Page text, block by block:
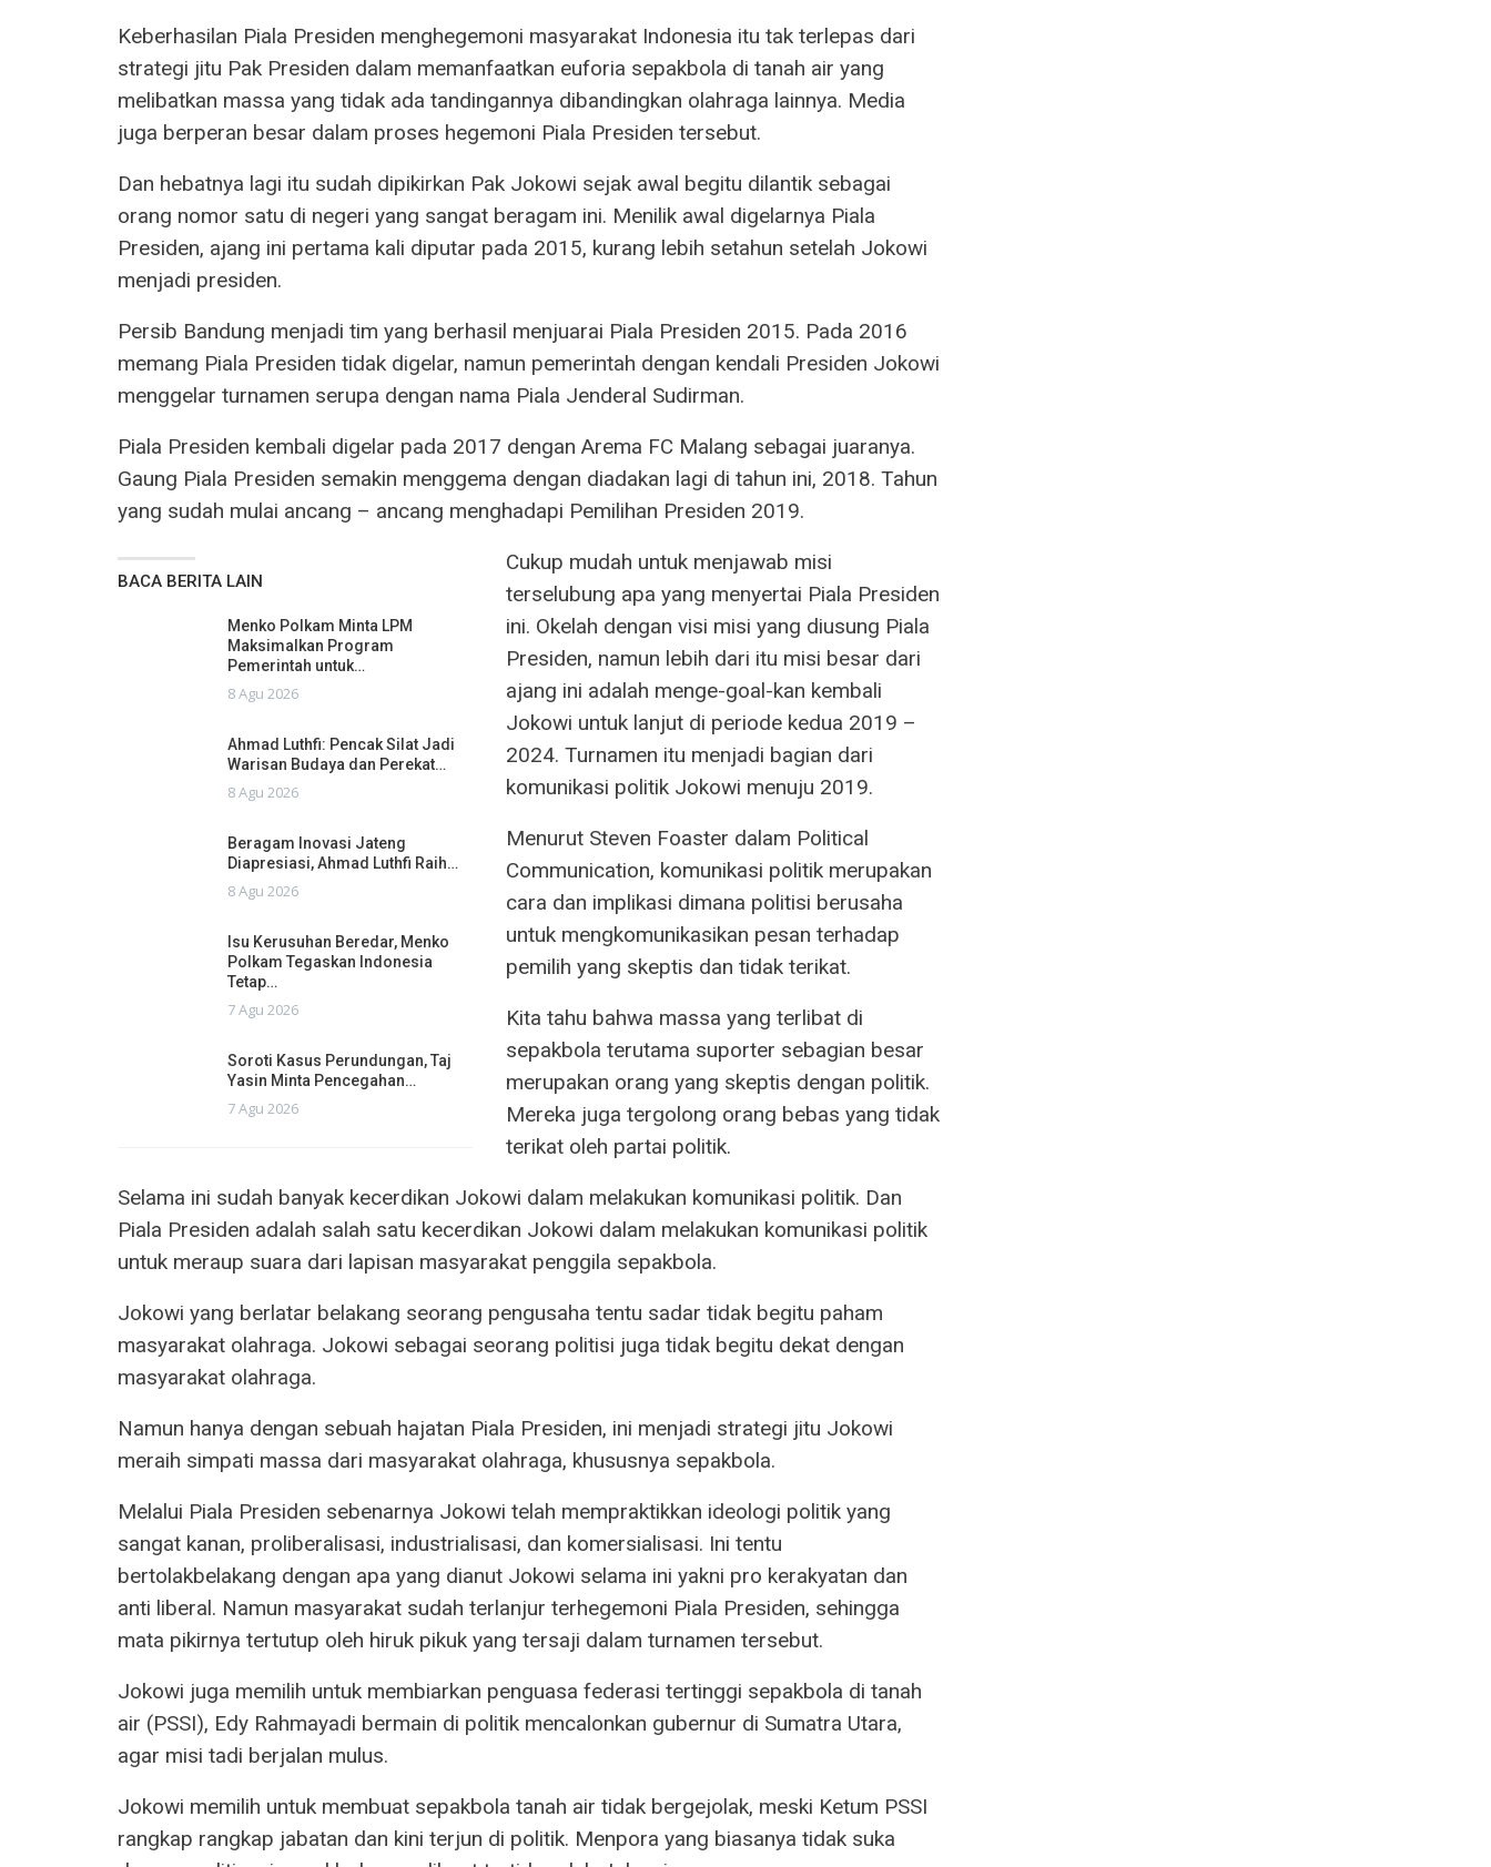
Keberhasilan Piala Presiden menghegemoni masyarakat Indonesia itu tak terlepas dari
strategi jitu Pak Presiden dalam memanfaatkan euforia sepakbola di tanah air yang
melibatkan massa yang tidak ada tandingannya dibandingkan olahraga lainnya. Media
juga berperan besar dalam proses hegemoni Piala Presiden tersebut.
Dan hebatnya lagi itu sudah dipikirkan Pak Jokowi sejak awal begitu dilantik sebagai
orang nomor satu di negeri yang sangat beragam ini. Menilik awal digelarnya Piala
Presiden, ajang ini pertama kali diputar pada 2015, kurang lebih setahun setelah Jokowi
menjadi presiden.
Persib Bandung menjadi tim yang berhasil menjuarai Piala Presiden 2015. Pada 2016
memang Piala Presiden tidak digelar, namun pemerintah dengan kendali Presiden Jokowi
menggelar turnamen serupa dengan nama Piala Jenderal Sudirman.
Piala Presiden kembali digelar pada 2017 dengan Arema FC Malang sebagai juaranya.
Gaung Piala Presiden semakin menggema dengan diadakan lagi di tahun ini, 2018. Tahun
yang sudah mulai ancang – ancang menghadapi Pemilihan Presiden 2019.
BACA BERITA LAIN
Menko Polkam Minta LPM
Maksimalkan Program
Pemerintah untuk…
8 Agu 2026
Ahmad Luthfi: Pencak Silat Jadi
Warisan Budaya dan Perekat…
8 Agu 2026
Beragam Inovasi Jateng
Diapresiasi, Ahmad Luthfi Raih…
8 Agu 2026
Isu Kerusuhan Beredar, Menko
Polkam Tegaskan Indonesia
Tetap…
7 Agu 2026
Soroti Kasus Perundungan, Taj
Yasin Minta Pencegahan…
7 Agu 2026
Cukup mudah untuk menjawab misi
terselubung apa yang menyertai Piala Presiden
ini. Okelah dengan visi misi yang diusung Piala
Presiden, namun lebih dari itu misi besar dari
ajang ini adalah menge-goal-kan kembali
Jokowi untuk lanjut di periode kedua 2019 –
2024. Turnamen itu menjadi bagian dari
komunikasi politik Jokowi menuju 2019.
Menurut Steven Foaster dalam Political
Communication, komunikasi politik merupakan
cara dan implikasi dimana politisi berusaha
untuk mengkomunikasikan pesan terhadap
pemilih yang skeptis dan tidak terikat.
Kita tahu bahwa massa yang terlibat di
sepakbola terutama suporter sebagian besar
merupakan orang yang skeptis dengan politik.
Mereka juga tergolong orang bebas yang tidak
terikat oleh partai politik.
Selama ini sudah banyak kecerdikan Jokowi dalam melakukan komunikasi politik. Dan
Piala Presiden adalah salah satu kecerdikan Jokowi dalam melakukan komunikasi politik
untuk meraup suara dari lapisan masyarakat penggila sepakbola.
Jokowi yang berlatar belakang seorang pengusaha tentu sadar tidak begitu paham
masyarakat olahraga. Jokowi sebagai seorang politisi juga tidak begitu dekat dengan
masyarakat olahraga.
Namun hanya dengan sebuah hajatan Piala Presiden, ini menjadi strategi jitu Jokowi
meraih simpati massa dari masyarakat olahraga, khususnya sepakbola.
Melalui Piala Presiden sebenarnya Jokowi telah mempraktikkan ideologi politik yang
sangat kanan, proliberalisasi, industrialisasi, dan komersialisasi. Ini tentu
bertolakbelakang dengan apa yang dianut Jokowi selama ini yakni pro kerakyatan dan
anti liberal. Namun masyarakat sudah terlanjur terhegemoni Piala Presiden, sehingga
mata pikirnya tertutup oleh hiruk pikuk yang tersaji dalam turnamen tersebut.
Jokowi juga memilih untuk membiarkan penguasa federasi tertinggi sepakbola di tanah
air (PSSI), Edy Rahmayadi bermain di politik mencalonkan gubernur di Sumatra Utara,
agar misi tadi berjalan mulus.
Jokowi memilih untuk membuat sepakbola tanah air tidak bergejolak, meski Ketum PSSI
rangkap rangkap jabatan dan kini terjun di politik. Menpora yang biasanya tidak suka